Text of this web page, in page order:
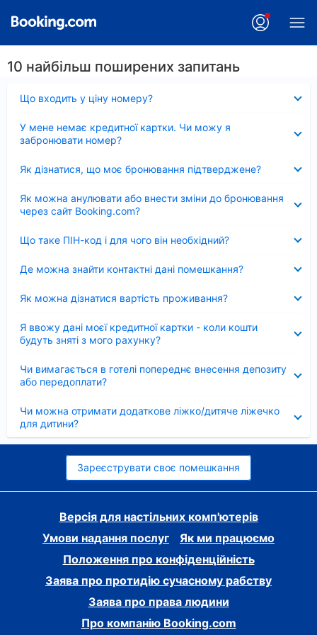
10 найбільш поширених запитань
Що входить у ціну номеру?
У мене немає кредитної картки. Чи можу я
забронювати номер?
Як дізнатися, що моє бронювання підтверджене?
Як можна анулювати або внести зміни до бронювання
через сайт Booking.com?
Що таке ПІН-код і для чого він необхідний?
Де можна знайти контактні дані помешкання?
Як можна дізнатися вартість проживання?
Я ввожу дані моєї кредитної картки - коли кошти
будуть зняті з мого рахунку?
Чи вимагається в готелі попереднє внесення депозиту
або передоплати?
Чи можна отримати додаткове ліжко/дитяче ліжечко
для дитини?
Зареєструвати своє помешкання
Версія для настільних комп'ютерів
Умови надання послуг
Як ми працюємо
Положення про конфіденційність
Заява про протидію сучасному рабству
Заява про права людини
Про компанію Booking.com